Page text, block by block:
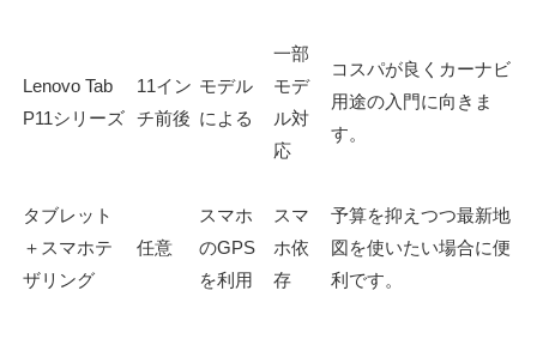
Lenovo Tab
P11シリーズ
11イン
チ前後
モデル
による
一部
モデ
ル対
応
コスパが良くカーナビ
用途の入門に向きま
す。
タブレット
＋スマホテ
ザリング
任意
スマホ
のGPS
を利用
スマ
ホ依
存
予算を抑えつつ最新地
図を使いたい場合に便
利です。